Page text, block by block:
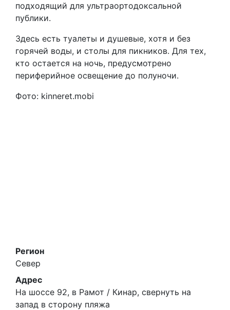
подходящий для ультраортодоксальной
публики.
Здесь есть туалеты и душевые, хотя и без
горячей воды, и столы для пикников. Для тех,
кто остается на ночь, предусмотрено
периферийное освещение до полуночи.
Фото: kinneret.mobi
Регион
Север
Адрес
На шоссе 92, в Рамот / Кинар, свернуть на
запад в сторону пляжа